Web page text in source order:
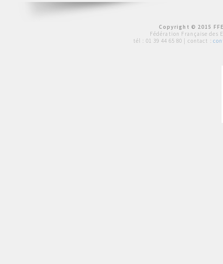
Copyright © 2015
Fédération Française des
tél : 01 39 44 65 80 | contact :